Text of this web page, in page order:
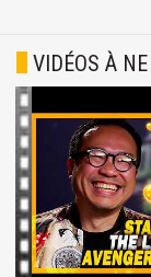
VIDÉOS À